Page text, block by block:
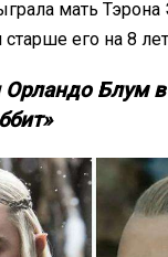
мать
его на 8
Орландо Блум